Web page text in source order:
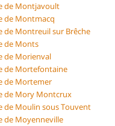
de Montjavoult
de Montmacq
de Montreuil sur Brêche
de Monts
de Morienval
de Mortefontaine
de Mortemer
de Mory Montcrux
de Moulin sous Touvent
de Moyenneville